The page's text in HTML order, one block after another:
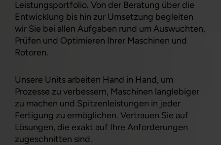
Leistungsportfolio. Von der Beratung über die
Entwicklung bis hin zur Umsetzung begleiten
wir Sie bei allen Aufgaben rund um Auswuchten,
Prüfen und Optimieren Ihrer Maschinen und
Rotoren.
Unsere Units arbeiten Hand in Hand, um
Prozesse zu verbessern, Maschinen langlebiger
zu machen und Spitzenleistungen in jeder
Fertigung zu ermöglichen. Vertrauen Sie auf
Lösungen, die exakt auf Ihre Anforderungen
zugeschnitten sind.